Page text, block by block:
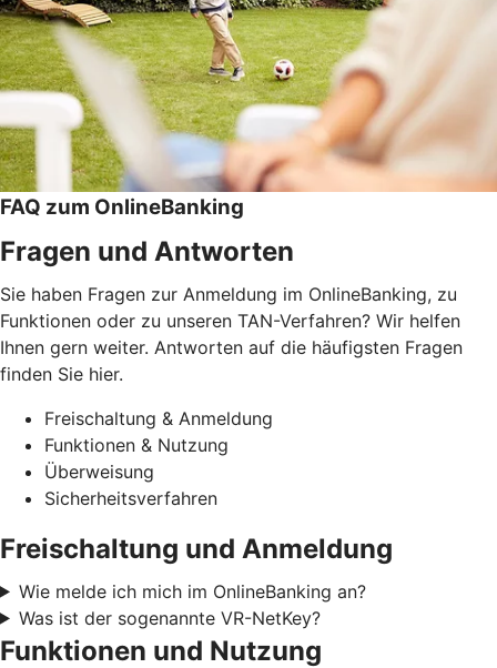
FAQ zum OnlineBanking
Fragen und Antworten
Sie haben Fragen zur Anmeldung im OnlineBanking, zu
Funktionen oder zu unseren TAN-Verfahren? Wir helfen
Ihnen gern weiter. Antworten auf die häufigsten Fragen
finden Sie hier.
Freischaltung & Anmeldung
Funktionen & Nutzung
Überweisung
Sicherheitsverfahren
Freischaltung und Anmeldung
Wie melde ich mich im OnlineBanking an?
Was ist der sogenannte VR-NetKey?
Funktionen und Nutzung